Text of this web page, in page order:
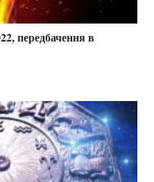
передбачення в